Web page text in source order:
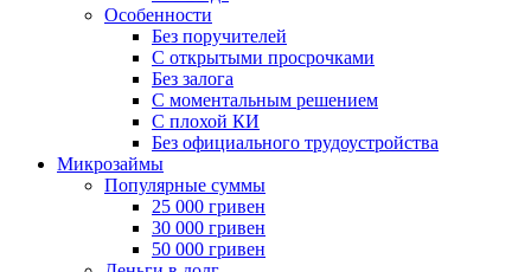
Особенности
Без поручителей
С открытыми просрочками
Без залога
С моментальным решением
С плохой КИ
Без официального трудоустройства
Микрозаймы
Популярные суммы
25 000 гривен
30 000 гривен
50 000 гривен